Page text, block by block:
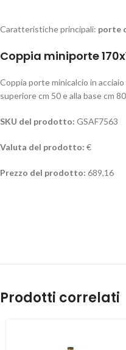
Caratteristiche principali: porte
Coppia miniporte
Coppia porte minicalcio in
superiore cm 50 e alla base cm
SKU del prodotto: GSAF7563
Valuta del prodotto: €
Prezzo del prodotto: 689,16
Prodotti correlati